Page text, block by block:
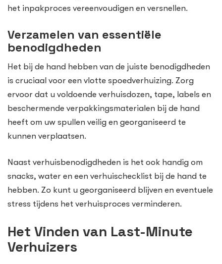
het inpakproces vereenvoudigen en versnellen.
Verzamelen van essentiële
benodigdheden
Het bij de hand hebben van de juiste benodigdheden
is cruciaal voor een vlotte spoedverhuizing. Zorg
ervoor dat u voldoende verhuisdozen, tape, labels en
beschermende verpakkingsmaterialen bij de hand
heeft om uw spullen veilig en georganiseerd te
kunnen verplaatsen.
Naast verhuisbenodigdheden is het ook handig om
snacks, water en een verhuischecklist bij de hand te
hebben. Zo kunt u georganiseerd blijven en eventuele
stress tijdens het verhuisproces verminderen.
Het Vinden van Last-Minute
Verhuizers